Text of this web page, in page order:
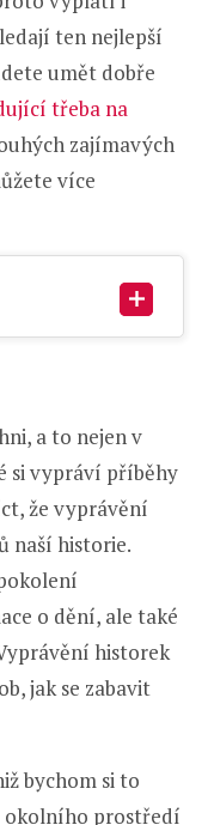
ten nejlepší
umět dobře
třeba na
zajímavých
více
a to nejen v
si vypráví příběhy
že vyprávění
naší historie.
o dění, ale také
historek
jak se zabavit
bychom si to
okolního prostředí